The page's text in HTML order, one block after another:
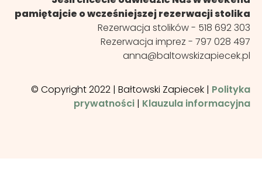
pamiętajcie o wcześniejszej rezerwacji stolika
Rezerwacja stolików - 518 692 303
Rezerwacja imprez - 797 028 497
anna@baltowskizapiecek.pl
© Copyright 2022 | Bałtowski Zapiecek | Polityka
prywatności | Klauzula informacyjna